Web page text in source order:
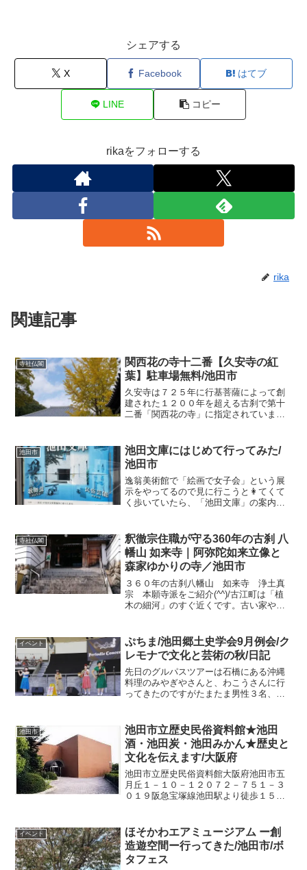
シェアする
X Facebook はてブ
LINE コピー
rikaをフォローする
rika
関連記事
寺社仏閣
関西花の寺十二番【久安寺の紅
葉】駐車場無料/池田市
久安寺は７２５年に行基菩薩によって創
建された１２００年を超える古刹で第十
二番「関西花の寺」に指定されていま
ましたのでよく友達を案内しましたが
「まるで奈良に来たみたい！...
池田市
池田文庫にはじめて行ってみた/
池田市
逸翁美術館で「絵画で女子会」という展
示をやってるので見に行こうと👩てくて
く歩いていたら、「池田文庫」の案内が
のか、何なのか？？？ what・・・フラ
フラッと一...
寺社仏閣
釈徹宗住職が守る360年の古刹 八
幡山 如来寺｜阿弥陀如来立像と
森家ゆかりの寺／池田市
３６０年の古刹八幡山 如来寺 浄土真
宗 本願寺派をご紹介(^^)/古江町は「植
木の細河」のすぐ近くです。古い家や蔵
然も豊かでのんびりしています。詳しく
はこちらを↓古江と...
イベント
ぷちま/池田郷土史学会9月例会/ク
レモナで文化と芸術の秋/日記
先日のグルパスツアーは石橋にある沖縄
料理のみやぎやさんと、わこうさんに行
ってきたのですがたまたま男性３名、女
ンですけどね(*^-^*)グルパスについてはこ
ちら好...
池田市
池田市立歴史民俗資料館★池田
酒・池田炭・池田みかん★歴史と
文化を伝えます/大阪府
池田市立歴史民俗資料館大阪府池田市五
月丘１－１０－１２０７２－７５１－３
０１９阪急宝塚線池田駅より徒歩１５分
ｍ休館日/月・火・祝日入館料/無料駐車場
あります（無料...
イベント
ほそかわエアミュージアム ー創
造遊空間ー行ってきた/池田市/ボ
タフェス